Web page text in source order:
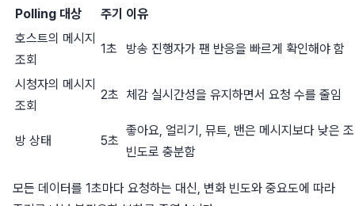
Polling 대상 주기 이유
호스트의 메시지
조회
1초 방송 진행자가 팬 반응을 빠르게 확인해야 함
시청자의 메시지
조회
2초 체감 실시간성을 유지하면서 요청 수를 줄임
방 상태 5초
좋아요, 얼리기, 뮤트, 밴은 메시지보다 낮은
빈도로 충분함
모든 데이터를 1초마다 요청하는 대신, 변화 빈도와 중요도에 따라